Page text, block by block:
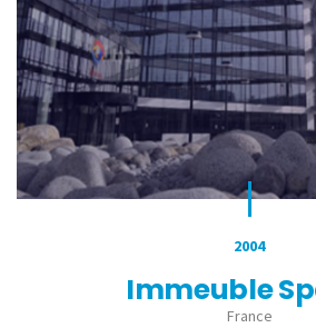
2004
Immeuble
France